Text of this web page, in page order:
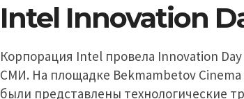
Intel Innovation
Корпорация Intel провела Innovation Day
СМИ. На площадке Bekmambetov Cinema
были представлены технологические